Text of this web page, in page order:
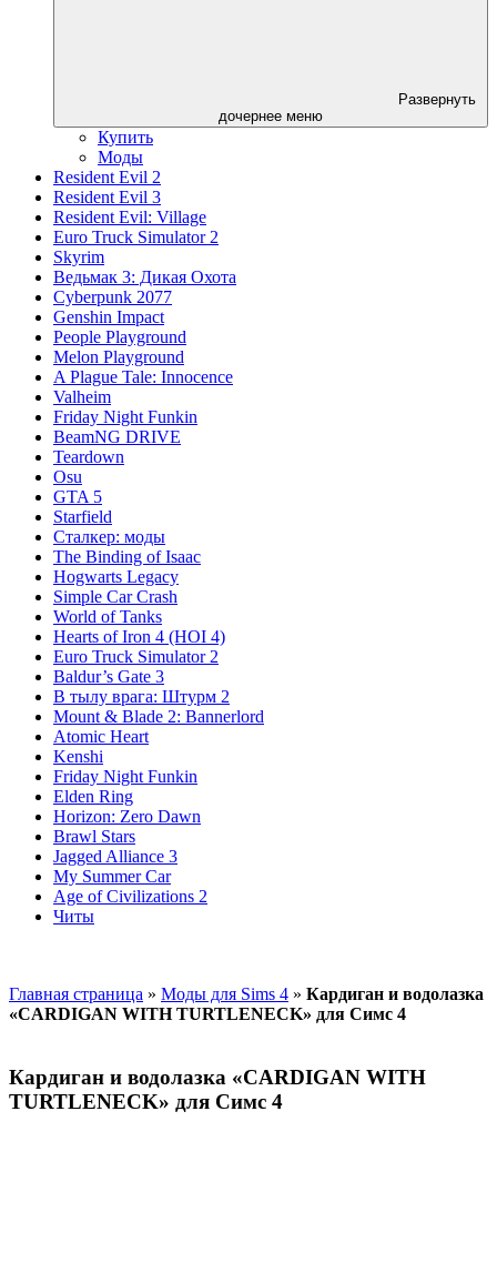
Развернуть
дочернее меню
Купить
Моды
Resident Evil 2
Resident Evil 3
Resident Evil: Village
Euro Truck Simulator 2
Skyrim
Ведьмак 3: Дикая Охота
Cyberpunk 2077
Genshin Impact
People Playground
Melon Playground
A Plague Tale: Innocence
Valheim
Friday Night Funkin
BeamNG DRIVE
Teardown
Osu
GTA 5
Starfield
Сталкер: моды
The Binding of Isaac
Hogwarts Legacy
Simple Car Crash
World of Tanks
Hearts of Iron 4 (HOI 4)
Euro Truck Simulator 2
Baldur’s Gate 3
В тылу врага: Штурм 2
Mount & Blade 2: Bannerlord
Atomic Heart
Kenshi
Friday Night Funkin
Elden Ring
Horizon: Zero Dawn
Brawl Stars
Jagged Alliance 3
My Summer Car
Age of Civilizations 2
Читы
Главная страница » Моды для Sims 4 » Кардиган и водолазка
«CARDIGAN WITH TURTLENECK» для Симс 4
Кардиган и водолазка «CARDIGAN WITH
TURTLENECK» для Симс 4